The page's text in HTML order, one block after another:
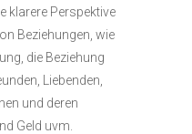
klarere Perspektive
Beziehungen, wie
die Beziehung
Liebenden,
und deren
Geld uvm.